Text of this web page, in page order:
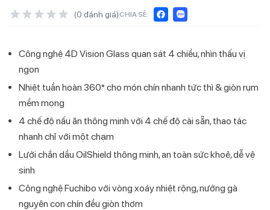
(0 đánh giá)CHIA SẺ:
Công nghệ 4D Vision Glass quan sát 4 chiều, nhìn thấu vị
ngon
Nhiệt tuần hoàn 360° cho món chín nhanh tức thì & giòn rụm
mềm mọng
4 chế độ nấu ăn thông minh với 4 chế độ cài sẵn, thao tác
nhanh chỉ với một chạm
Lưới chắn dầu OilShield thông minh, an toàn sức khoẻ, dễ vệ
sinh
Công nghệ Fuchibo với vòng xoáy nhiệt rộng, nướng gà
nguyên con chín đều giòn thơm